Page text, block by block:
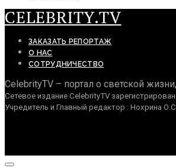
CELEBRITY.TV
ЗАКАЗАТЬ РЕПОРТАЖ
О НАС
СОТРУДНИЧЕСТВО
CelebrityTV – портал о светской
Сетевое издание CelebrityTV
Учредитель и Главный редактор : Нохрина